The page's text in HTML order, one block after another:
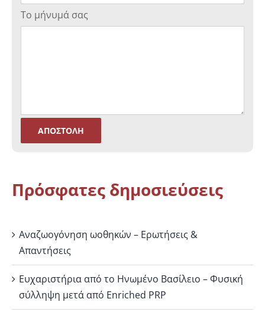
Το μήνυμά σας
Πρόσφατες δημοσιεύσεις
Αναζωογόνηση ωοθηκών – Ερωτήσεις &
Απαντήσεις
Ευχαριστήρια από το Ηνωμένο Βασίλειο – Φυσική
σύλληψη μετά από Enriched PRP